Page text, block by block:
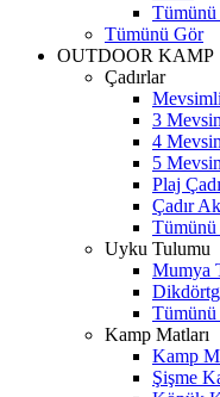
Tümünü Gör
OUTDOOR KAMP
Çadırlar
3
4
5
Plaj
Çadır
Uyku Tulumu
Mumya
Kamp Matları
Kamp
Şişme